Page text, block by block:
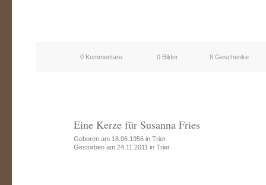
0 Kommentare 0 Bilder 8 Geschenke
Eine Kerze für Susanna Fries
Geboren am 18.06.1956 in Trier
Gestorben am 24.11.2011 in Trier